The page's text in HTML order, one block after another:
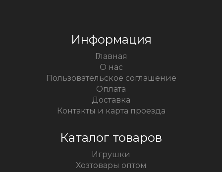
Информация
Главная
О нас
Пользовательское соглашение
Оплата
Доставка
Контакты и карта проезда
Каталог товаров
Игрушки
Хозтовары оптом